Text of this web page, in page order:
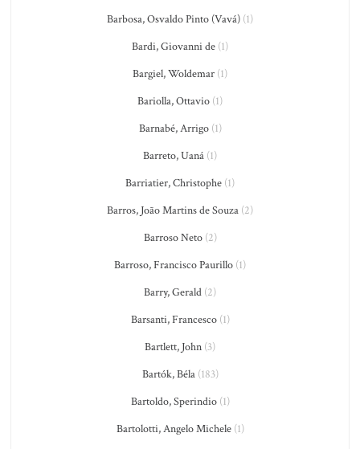
Barbosa, Osvaldo Pinto (Vavá) (1)
Bardi, Giovanni de (1)
Bargiel, Woldemar (1)
Bariolla, Ottavio (1)
Barnabé, Arrigo(1)
Barreto, Uaná (1)
Barriatier, Christophe (1)
Barros, João Martins de Souza (2)
Barroso Neto(2)
Barroso, Francisco Paurillo (1)
Barry, Gerald (2)
Barsanti, Francesco(1)
Bartlett, John (3)
Bartók, Béla(183)
Bartoldo, Sperindio(1)
Bartolotti, Angelo Michele(1)